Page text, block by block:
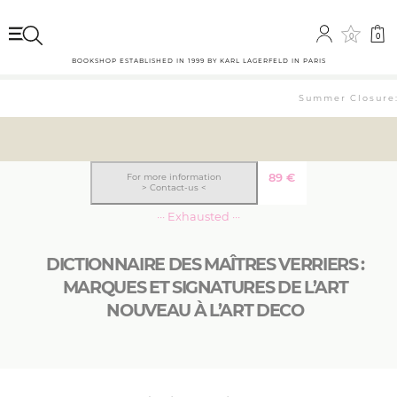
0 0
BOOKSHOP ESTABLISHED IN 1999 BY KARL LAGERFELD IN PARIS
Summer
DICTIONNAIRE DES MAÎTRES VERRIERS :
MARQUES ET SIGNATURES DE L’ART
NOUVEAU À L’ART DECO
89€
For more information
> Contact-us <
··· Exhausted ···